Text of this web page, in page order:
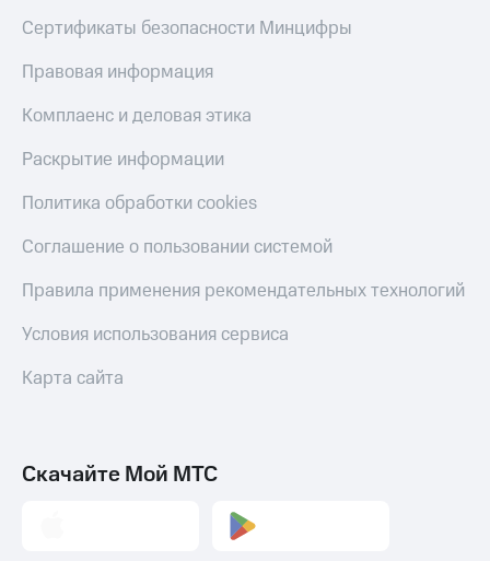
Сертификаты безопасности Минцифры
Правовая информация
Комплаенс и деловая этика
Раскрытие информации
Политика обработки cookies
Соглашение о пользовании системой
Правила применения рекомендательных технологий
Условия использования сервиса
Карта сайта
Скачайте Мой МТС